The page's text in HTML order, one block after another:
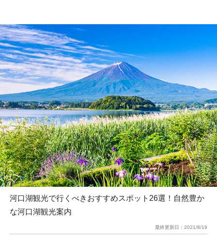
河口湖観光で行くべきおすすめスポット26選！自然豊か
な河口湖観光案内
最終更新日： 2021/8/19